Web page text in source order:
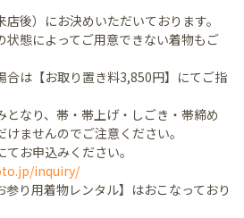
後）にお決めいただいております。
態によってご用意できない着物もご
は【お取り置き料3,850円】にてご指
となり、帯・帯上げ・しごき・帯締め
ませんのでご注意ください。
お申込みください。
inquiry/
り用着物レンタル】はおこなっており